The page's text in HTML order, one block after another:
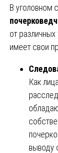
В уголовном
от
имеет свои
Как
выводу